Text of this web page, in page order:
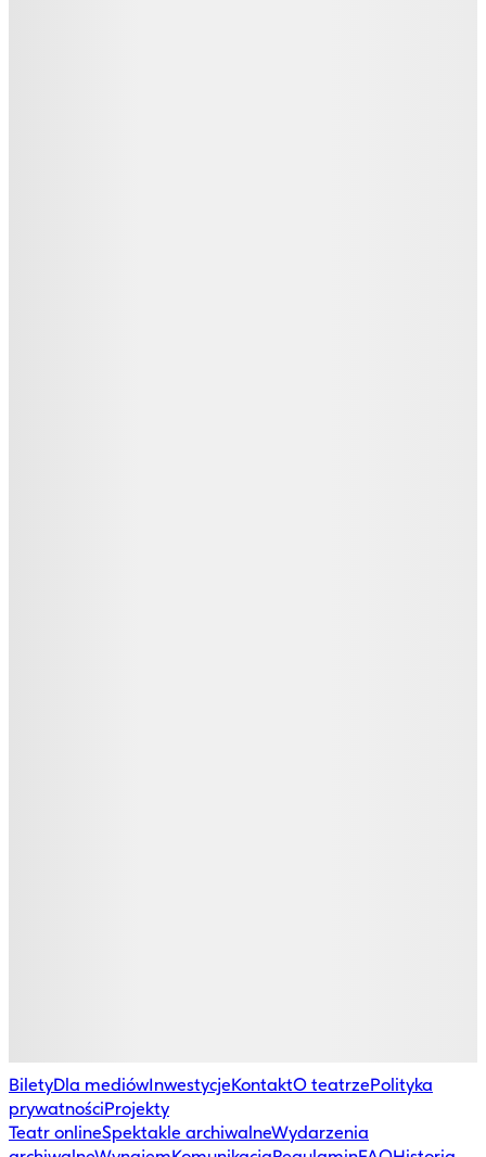
BiletyDla mediówInwestycjeKontaktO teatrzePolityka
prywatnościProjekty
Teatr onlineSpektakle archiwalneWydarzenia